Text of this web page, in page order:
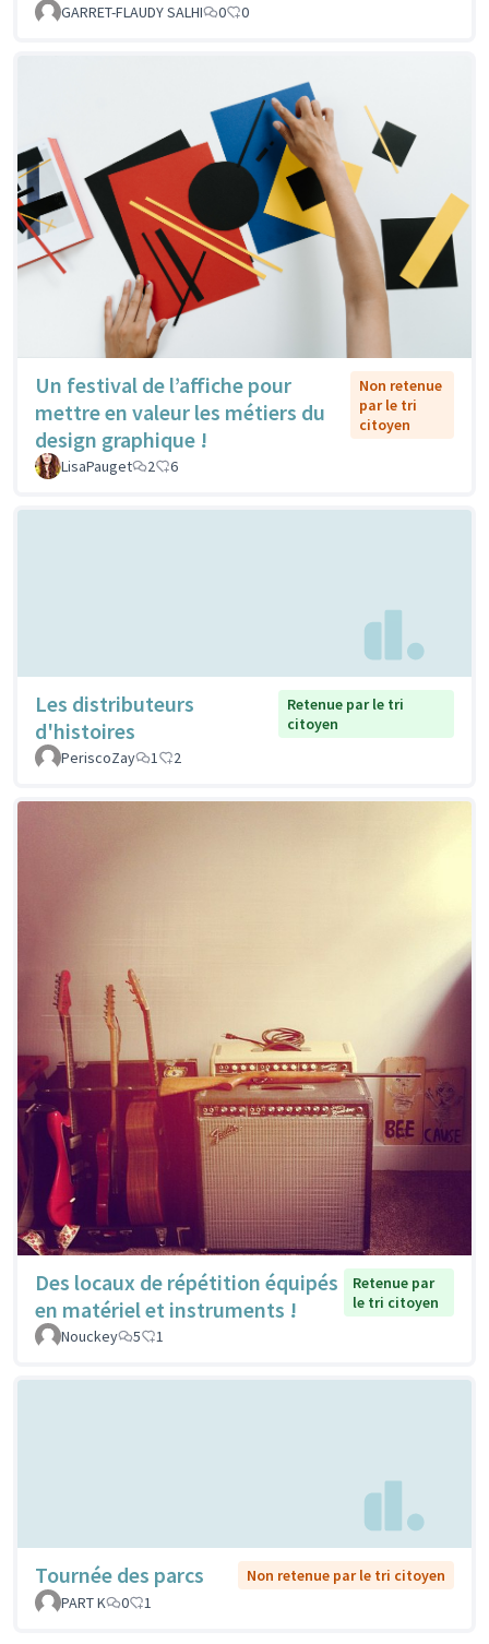
GARRET-FLAUDY SALHI
0 0
Un festival de l’affiche pour
mettre en valeur les métiers du
design graphique !
Non retenue
par le tri
citoyen
LisaPauget 2 6
Les distributeurs
d'histoires
Retenue par le tri
citoyen
PeriscoZay
1 2
Des locaux de répétition équipés
en matériel et instruments !
Retenue par
le tri citoyen
Nouckey
5 1
Tournée des parcs
Non retenue par le tri citoyen
PART K
0 1